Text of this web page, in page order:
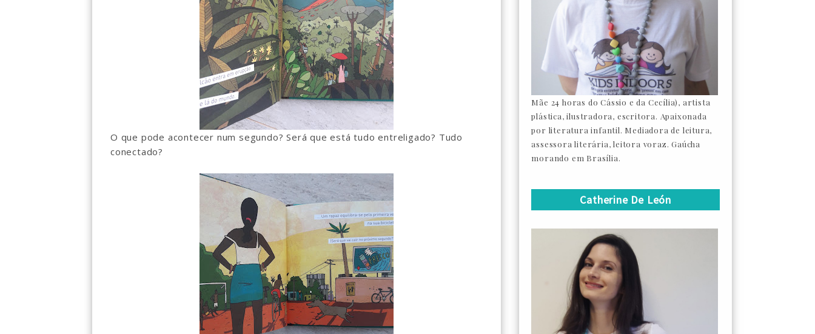
O que pode acontecer num segundo? Será que está tudo entreligado? Tudo
conectado?
Mãe 24 horas do Cássio e da Cecília), artista
plástica, ilustradora, escritora. Apaixonada
por literatura infantil. Mediadora de leitura,
assessora literária, leitora voraz. Gaúcha
morando em Brasília.
Catherine De León